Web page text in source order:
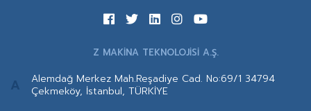
Z MAKİNA TEKNOLOJİSİ A.Ş.
A
Alemdağ Merkez Mah.Reşadiye Cad. No:69/1 34794
Çekmeköy, İstanbul, TÜRKİYE